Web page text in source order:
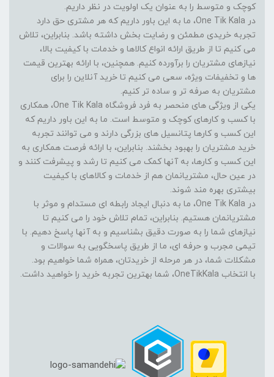
کوچک و متوسط را به عنوان یک اولویت در نظر داریم.
در One Tik Kala، ما به این باور داریم که هر مشتری حق دارد
تجربه خریدی مطمئن و رضایت بخش داشته باشد. بنابراین، تلاش
می کنیم تا از طریق ارائه انواع کالاها و خدمات با کیفیت بالا،
نیازهای مشتریان را برآورده کنیم. همچنین، با ارائه بهترین قیمت
ها و تخفیفات ویژه، سعی می کنیم تا خرید آنلاین را برای
مشتریان به صرفه تر و ساده تر کنیم.
یکی از ویژگی های منحصر به فرد فروشگاه One Tik Kala، همکاری
با کسب و کارهای کوچک و متوسط است. ما به این باور داریم که
این کسب و کارها پتانسیل های بزرگی دارند و می توانند تجربه
خرید مشتریان را بهبود بخشند. بنابراین، با ارائه فرصت همکاری به
این کسب و کارها، به آنها کمک می کنیم تا رشد و پیشرفت کنند و
در عین حال، مشتریانمان هم از خدمات و کالاهای با کیفیت
بیشتری بهره مند شوند.
در One Tik Kala، ما به دنبال ایجاد رابطه ای مستدام و موثر با
مشتریانمان هستیم. بنابراین، تمام تلاش خود را می کنیم تا
نیازهای شما را به صورت دقیق بشناسیم و به آنها پاسخ دهیم. با
تیمی مجرب و حرفه ای، ما از طریق پاسخگویی به سوالات و
مشکلات شما، در هر مرحله از خریدتان، همراه شما خواهیم بود.
با انتخاب OneTikKala، شما بهترین تجربه خرید را خواهید داشت.